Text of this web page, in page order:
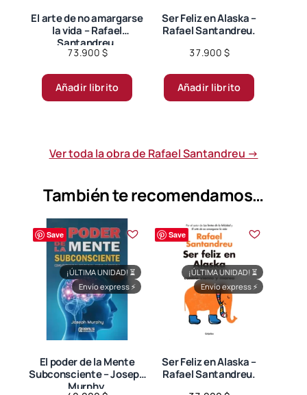
El arte de no amargarse
la vida – Rafael
Santandreu.
73.900 $
Añadir librito
Ser Feliz en Alaska –
Rafael Santandreu.
37.900 $
Añadir librito
Ver toda la obra de Rafael Santandreu →
También te recomendamos…
Save
El poder de la Mente
Subconsciente – Joseph
Murphy.
¡ÚLTIMA UNIDAD!⏳
Envío express ⚡
Save
Ser Feliz en Alaska –
Rafael Santandreu.
¡ÚLTIMA UNIDAD!⏳
Envío express ⚡